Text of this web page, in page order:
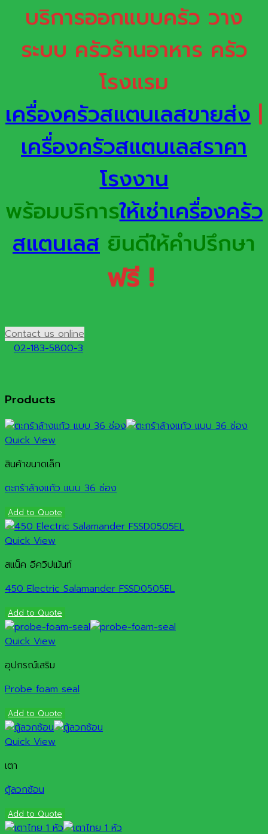
บริการออกแบบครัว วาง
ระบบ ครัวร้านอาหาร ครัว
โรงแรม
เครื่องครัวสแตนเลสขายส่ง |
เครื่องครัวสแตนเลสราคา
โรงงาน
พร้อมบริการให้เช่าเครื่องครัว
สแตนเลส ยินดีให้คำปรึกษา
ฟรี !
Contact us online
02-183-5800-3
Products
Quick View
สินค้าขนาดเล็ก
ตะกร้าล้างแก้ว แบบ 36 ช่อง
Add to Quote
Quick View
สแน็ค อีควิปเม้นท์
450 Electric Salamander FSSD0505EL
Add to Quote
Quick View
อุปกรณ์เสริม
Probe foam seal
Add to Quote
Quick View
เตา
ตู้ลวกช้อน
Add to Quote